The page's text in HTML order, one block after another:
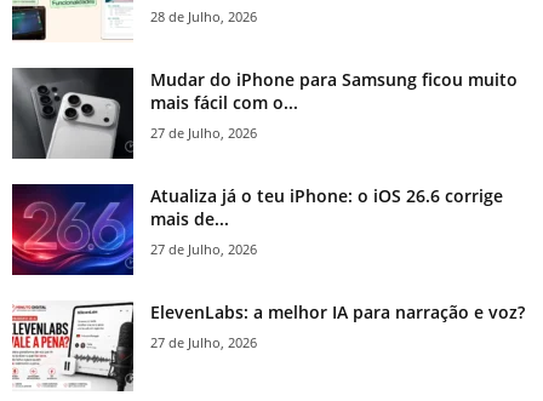
28 de Julho, 2026
Mudar do iPhone para Samsung ficou muito
mais fácil com o...
27 de Julho, 2026
Atualiza já o teu iPhone: o iOS 26.6 corrige
mais de...
27 de Julho, 2026
ElevenLabs: a melhor IA para narração e voz?
27 de Julho, 2026